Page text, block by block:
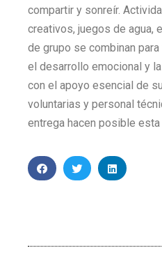
compartir y sonreír.
creativos, juegos de agua,
de grupo se combinan
el desarrollo emocional y
con el apoyo esencial de
voluntarias y personal
entrega hacen posible